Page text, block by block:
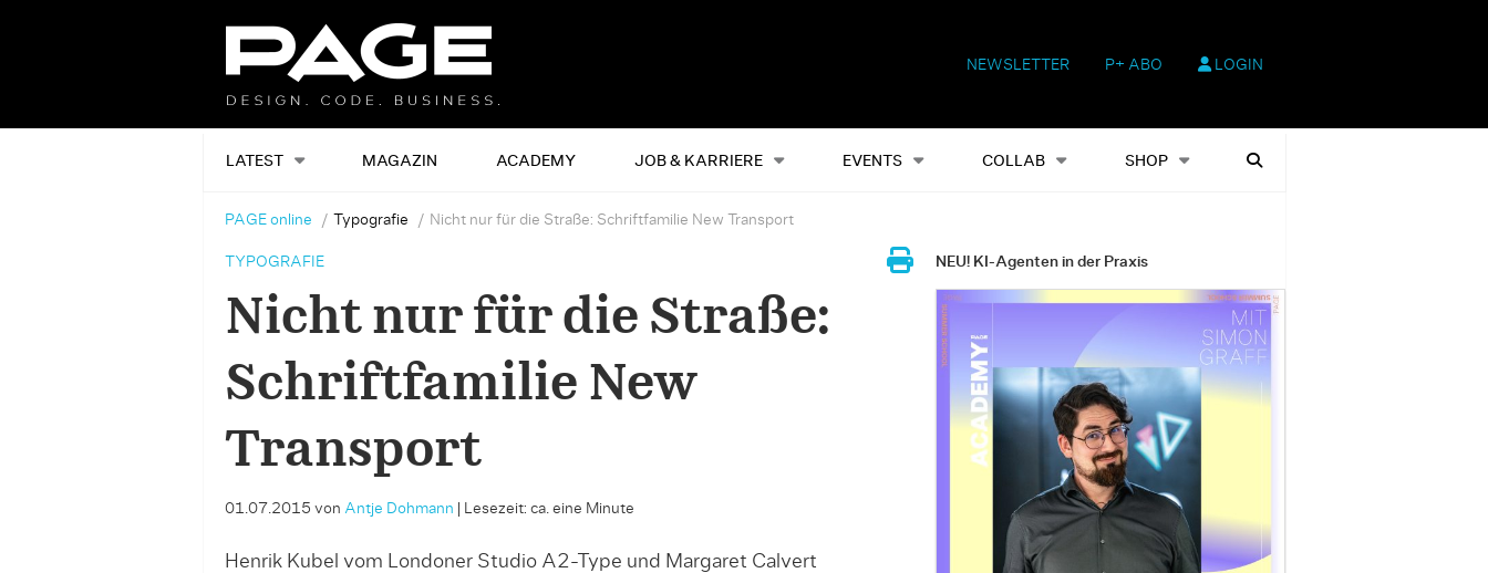
NEWSLETTER P+ ABO LOGIN
LATEST MAGAZIN ACADEMY JOB & KARRIERE EVENTS COLLAB SHOP
Alles Events Shop Heftausgaben Suchen
PAGE online Typografie Nicht nur für die Straße: Schriftfamilie New Transport
TYPOGRAFIE
Nicht nur für die Straße:
Schriftfamilie New
Transport
01.07.2015 von Antje Dohmann Lesezeit: ca. eine Minute
Henrik Kubel vom Londoner Studio A2-Type und Margaret Calvert
NEU! KI-Agenten in der Praxis